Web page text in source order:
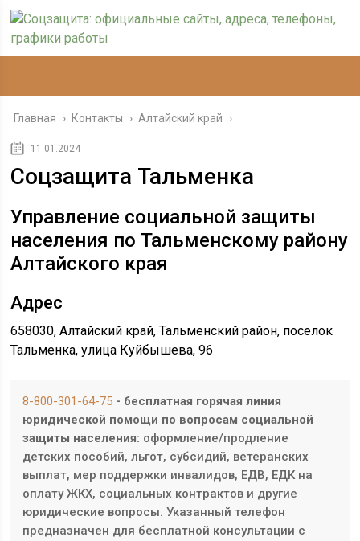
Главная › Контакты › Алтайский край ›
11.01.2024
Соцзащита Тальменка
Управление социальной защиты
населения по Тальменскому району
Алтайского края
Адрес
658030, Алтайский край, Тальменский район, поселок
Тальменка, улица Куйбышева, 96
8-800-301-64-75 - бесплатная горячая линия
юридической помощи по вопросам социальной
защиты населения: оформление/продление
детских пособий, льгот, субсидий, ветеранских
выплат, мер поддержки инвалидов, ЕДВ, ЕДК на
оплату ЖКХ, социальных контрактов и другие
юридические вопросы. Указанный телефон
предназначен для бесплатной консультации с